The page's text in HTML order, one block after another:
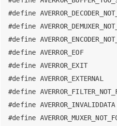
#define
#define
#define
#define AVERROR_EOF
#define AVERROR_EXIT
#define
#define
#define
#define